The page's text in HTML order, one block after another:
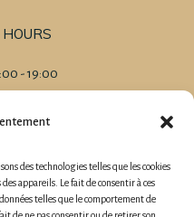
des technologies telles que les cookies
appareils. Le fait de consentir à ces
telles que le comportement de
- 19:00
20:00
- 14:00